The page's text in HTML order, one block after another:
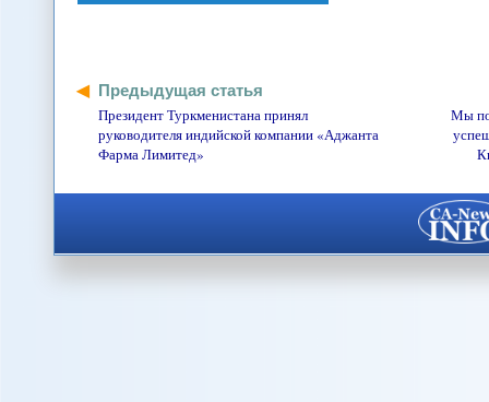
Предыдущая статья
Президент Туркменистана принял
руководителя индийской компании «Аджанта
Фарма Лимитед»
Мы